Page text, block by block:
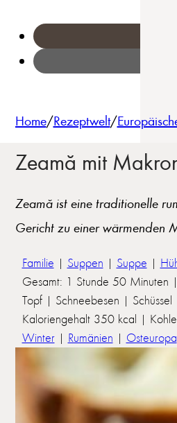
Home/Rezeptwelt/
Zeamă mit
Zeamă ist eine traditionelle
Gericht zu einer wärmenden
Familie | Suppen | Suppe |
Gesamt: 1 Stunde 50
Topf | Schneebesen |
Kaloriengehalt 350 kcal |
Winter| Rumänien | Osteuropa